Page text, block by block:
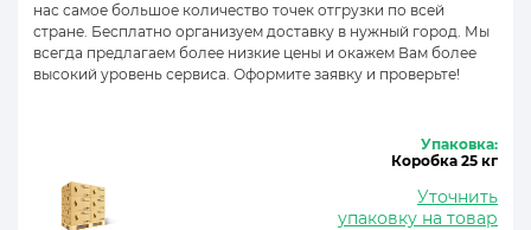
нас самое большое количество точек отгрузки по всей
стране. Бесплатно организуем доставку в нужный город. Мы
всегда предлагаем более низкие цены и окажем Вам более
высокий уровень сервиса. Оформите заявку и проверьте!
Упаковка:
Коробка 25 кг
Уточнить
упаковку на товар